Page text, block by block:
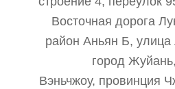
Восточная дорога
район Аньян Б, улица
город
Вэньчжоу, провинция